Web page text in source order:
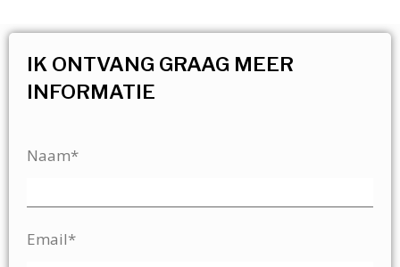
IK ONTVANG GRAAG MEER
INFORMATIE
Naam*
Email*